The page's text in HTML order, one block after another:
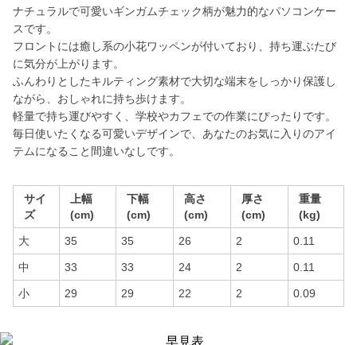
ナチュラルで可愛いギンガムチェック柄が魅力的なパソコンケー
スです。
フロントには癒し系の小花ワッペンが付いており、持ち運ぶたび
に気分が上がります。
ふんわりとしたキルティング素材で大切な端末をしっかり保護し
ながら、おしゃれに持ち歩けます。
軽量で持ち運びやすく、学校やカフェでの作業にぴったりです。
毎日使いたくなる可愛いデザインで、あなたのお気に入りのアイ
テムになること間違いなしです。
サイ
ズ
上幅
(cm)
下幅
(cm)
高さ
(cm)
厚さ
(cm)
重量
(kg)
大 35 35 26 2 0.11
中 33 33 24 2 0.11
小 29 29 22 2 0.09